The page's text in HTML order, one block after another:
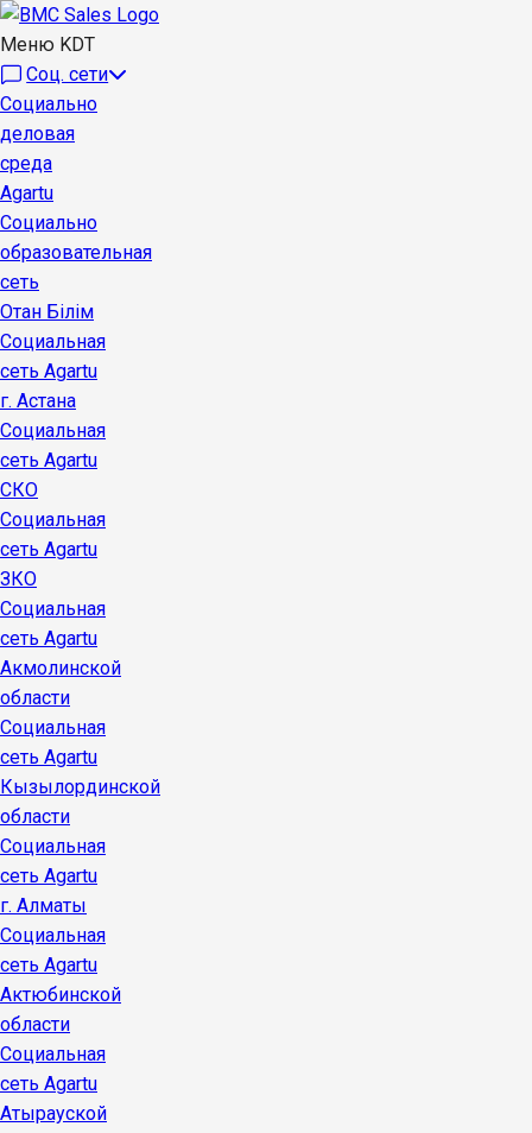
Меню KDT
Соц. сети
Социально
деловая
среда
Agartu
Социально
образовательная
сеть
Отан Бiлiм
Социальная
сеть Agartu
г. Астана
Социальная
сеть Agartu
СКО
Социальная
сеть Agartu
ЗКО
Социальная
сеть Agartu
Акмолинской
области
Социальная
сеть Agartu
Кызылординской
области
Социальная
сеть Agartu
г. Алматы
Социальная
сеть Agartu
Актюбинской
области
Социальная
сеть Agartu
Атырауской